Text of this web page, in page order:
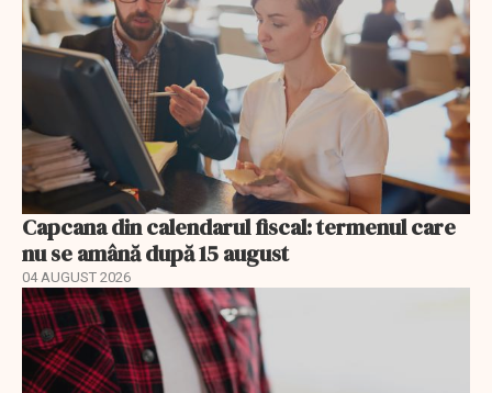
Capcana din calendarul fiscal: termenul care
nu se amână după 15 august
04 AUGUST 2026